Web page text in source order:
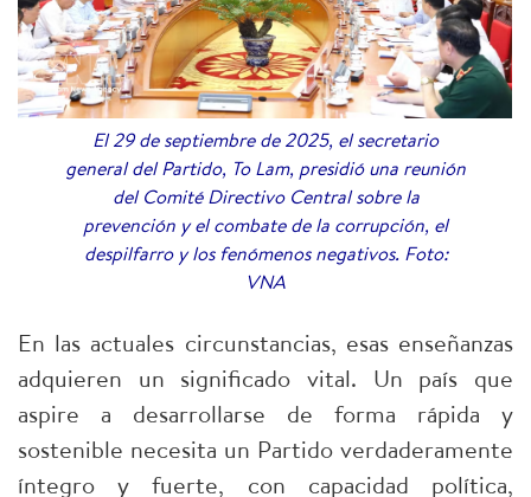
El 29 de septiembre de 2025, el secretario
general del Partido, To Lam, presidió una reunión
del Comité Directivo Central sobre la
prevención y el combate de la corrupción, el
despilfarro y los fenómenos negativos. Foto:
VNA
En las actuales circunstancias, esas enseñanzas
adquieren un significado vital. Un país que
aspire a desarrollarse de forma rápida y
sostenible necesita un Partido verdaderamente
íntegro y fuerte, con capacidad política,